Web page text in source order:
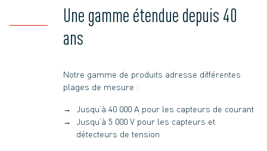
Une gamme étendue depuis 40
ans
Notre gamme de produits adresse différentes
plages de mesure :
Jusqu’à 40 000 A pour les capteurs de courant
Jusqu’à 5 000 V pour les capteurs et
détecteurs de tension